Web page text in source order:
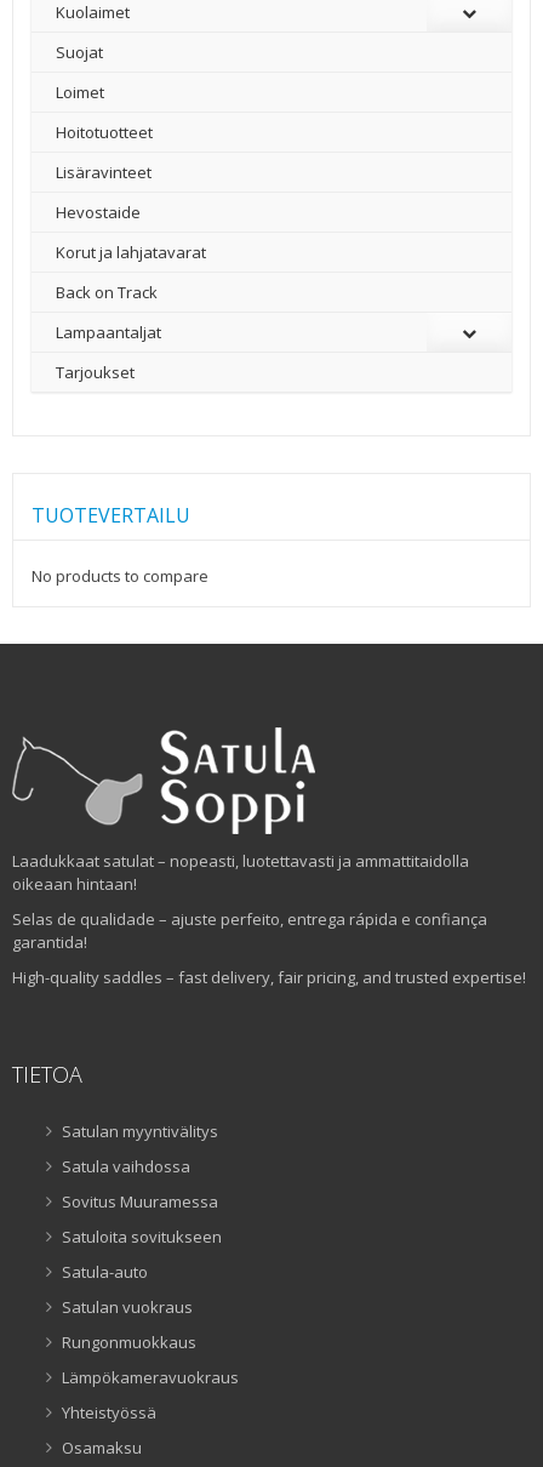
Kuolaimet
Suojat
Loimet
Hoitotuotteet
Lisäravinteet
Hevostaide
Korut ja lahjatavarat
Back on Track
Lampaantaljat
Tarjoukset
TUOTEVERTAILU
No products to compare
Laadukkaat satulat – nopeasti, luotettavasti ja ammattitaidolla
oikeaan hintaan!
Selas de qualidade – ajuste perfeito, entrega rápida e confiança
garantida!
High-quality saddles – fast delivery, fair pricing, and trusted expertise!
TIETOA
Satulan myyntivälitys
Satula vaihdossa
Sovitus Muuramessa
Satuloita sovitukseen
Satula-auto
Satulan vuokraus
Rungonmuokkaus
Lämpökameravuokraus
Yhteistyössä
Osamaksu